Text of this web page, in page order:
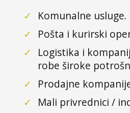
✓
Komunalne usluge.
✓
Pošta i kurirski
✓
Logistika i
robe široke
✓
Prodajne
✓
Mali privrednici /